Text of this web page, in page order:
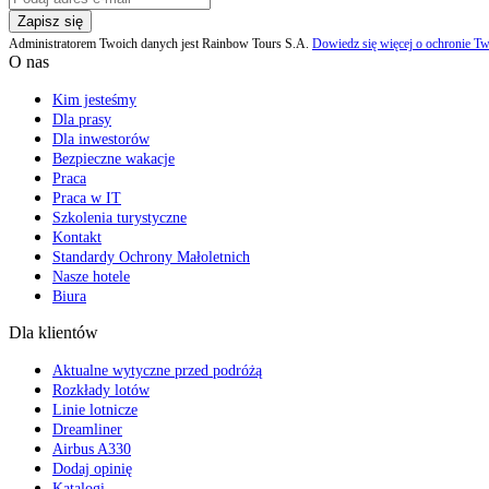
Zapisz się
Administratorem Twoich danych jest Rainbow Tours S.A. Dowiedz się więcej o ochronie
O nas
Kim jesteśmy
Dla prasy
Dla inwestorów
Bezpieczne wakacje
Praca
Praca w IT
Szkolenia turystyczne
Kontakt
Standardy Ochrony Małoletnich
Nasze hotele
Biura
Dla klientów
Aktualne wytyczne przed podróżą
Rozkłady lotów
Linie lotnicze
Dreamliner
Airbus A330
Dodaj opinię